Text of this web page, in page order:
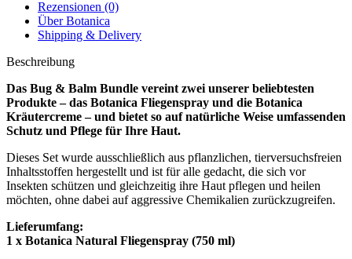
Rezensionen (0)
Über Botanica
Shipping & Delivery
Beschreibung
Das Bug & Balm Bundle vereint zwei unserer beliebtesten
Produkte – das Botanica Fliegenspray und die Botanica
Kräutercreme – und bietet so auf natürliche Weise umfassenden
Schutz und Pflege für Ihre Haut.
Dieses Set wurde ausschließlich aus pflanzlichen, tierversuchsfreien
Inhaltsstoffen hergestellt und ist für alle gedacht, die sich vor
Insekten schützen und gleichzeitig ihre Haut pflegen und heilen
möchten, ohne dabei auf aggressive Chemikalien zurückzugreifen.
Lieferumfang:
1 x Botanica Natural Fliegenspray (750 ml)